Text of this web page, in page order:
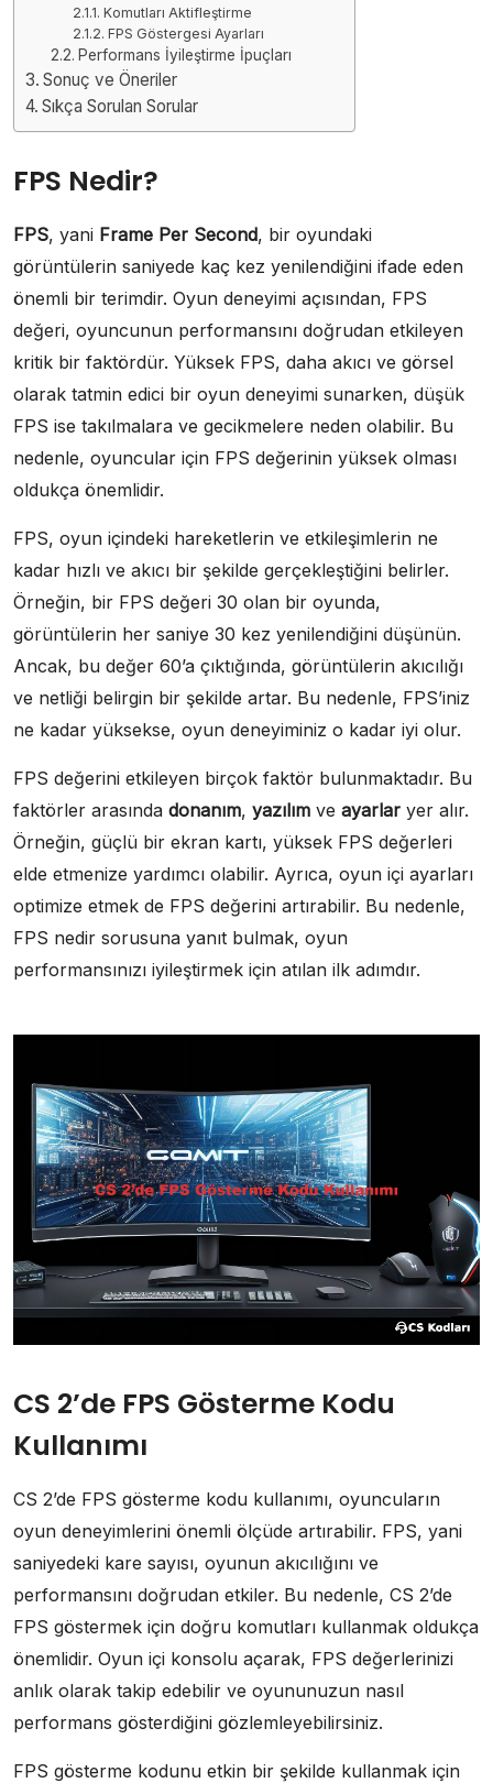
Komutları Aktifleştirme
FPS Göstergesi Ayarları
Performans İyileştirme İpuçları
Sonuç ve Öneriler
Sıkça Sorulan Sorular
FPS Nedir?
FPS, yani Frame Per Second, bir oyundaki
görüntülerin saniyede kaç kez yenilendiğini ifade eden
önemli bir terimdir. Oyun deneyimi açısından, FPS
değeri, oyuncunun performansını doğrudan etkileyen
kritik bir faktördür. Yüksek FPS, daha akıcı ve görsel
olarak tatmin edici bir oyun deneyimi sunarken, düşük
FPS ise takılmalara ve gecikmelere neden olabilir. Bu
nedenle, oyuncular için FPS değerinin yüksek olması
oldukça önemlidir.
FPS, oyun içindeki hareketlerin ve etkileşimlerin ne
kadar hızlı ve akıcı bir şekilde gerçekleştiğini belirler.
Örneğin, bir FPS değeri 30 olan bir oyunda,
görüntülerin her saniye 30 kez yenilendiğini düşünün.
Ancak, bu değer 60’a çıktığında, görüntülerin akıcılığı
ve netliği belirgin bir şekilde artar. Bu nedenle, FPS’iniz
ne kadar yüksekse, oyun deneyiminiz o kadar iyi olur.
FPS değerini etkileyen birçok faktör bulunmaktadır. Bu
faktörler arasında donanım, yazılım ve ayarlar yer alır.
Örneğin, güçlü bir ekran kartı, yüksek FPS değerleri
elde etmenize yardımcı olabilir. Ayrıca, oyun içi ayarları
optimize etmek de FPS değerini artırabilir. Bu nedenle,
FPS nedir sorusuna yanıt bulmak, oyun
performansınızı iyileştirmek için atılan ilk adımdır.
CS 2’de FPS Gösterme Kodu
Kullanımı
CS 2’de FPS gösterme kodu kullanımı, oyuncuların
oyun deneyimlerini önemli ölçüde artırabilir. FPS, yani
saniyedeki kare sayısı, oyunun akıcılığını ve
performansını doğrudan etkiler. Bu nedenle, CS 2’de
FPS göstermek için doğru komutları kullanmak oldukça
önemlidir. Oyun içi konsolu açarak, FPS değerlerinizi
anlık olarak takip edebilir ve oyununuzun nasıl
performans gösterdiğini gözlemleyebilirsiniz.
FPS gösterme kodunu etkin bir şekilde kullanmak için